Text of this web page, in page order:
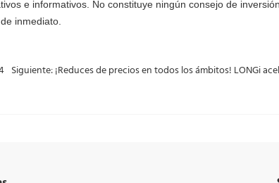
e informativos. No constituye ningún consejo de
inmediato.